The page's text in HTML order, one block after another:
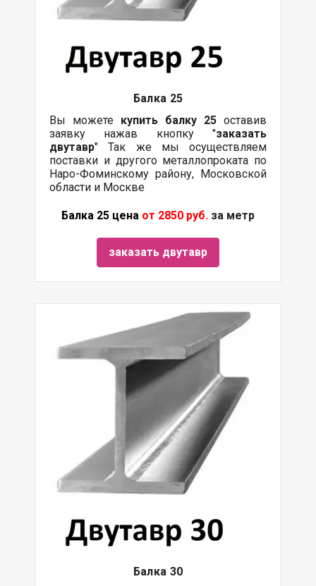
Балка 25
Вы можете купить балку 25 оставив
заявку нажав кнопку "заказать
двутавр" Так же мы осуществляем
поставки и другого металлопроката по
Наро-Фоминскому району, Московской
области и Москве
Балка 25 цена от 2850 руб. за метр
заказать двутавр
Балка 30